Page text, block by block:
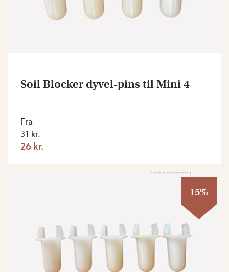
Soil Blocker dyvel-pins til Mini 4
Fra
31 kr.
26 kr.
15%